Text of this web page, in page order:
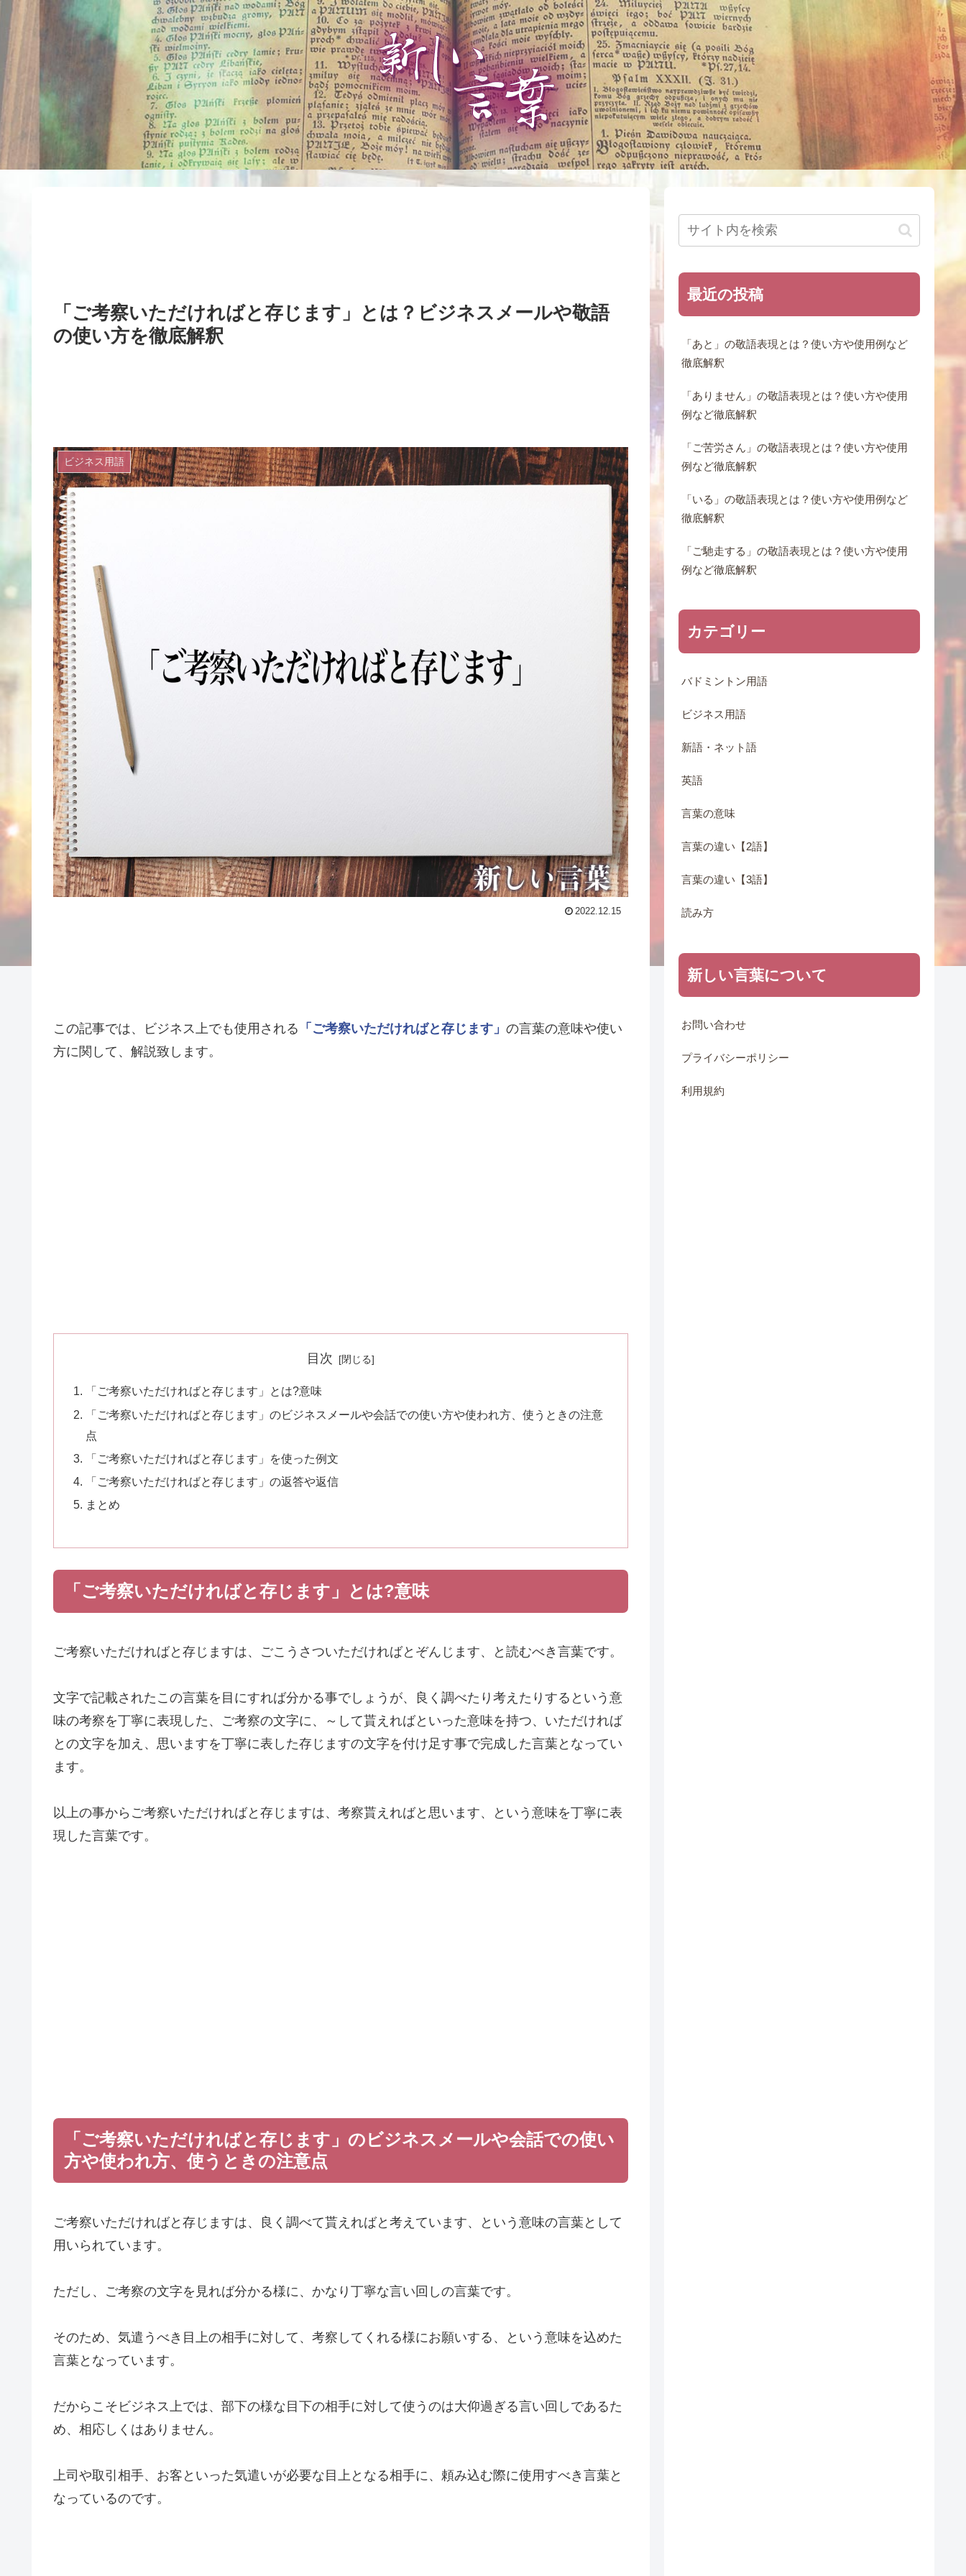
「ご考察いただければと存じます」とは？ビジネスメールや敬語
の使い方を徹底解釈
ビジネス用語
2022.12.15
この記事では、ビジネス上でも使用される 「ご考察いただければと存じます」 の言葉の意味や使い
方に関して、解説致します。
目次
「ご考察いただければと存じます」とは?意味
「ご考察いただければと存じます」のビジネスメールや会話での使い方や使われ方、使うときの注意
点
「ご考察いただければと存じます」を使った例文
「ご考察いただければと存じます」の返答や返信
まとめ
「ご考察いただければと存じます」とは?意味
ご考察いただければと存じますは、ごこうさついただければとぞんじます、と読むべき言葉です。
文字で記載されたこの言葉を目にすれば分かる事でしょうが、良く調べたり考えたりするという意
味の考察を丁寧に表現した、ご考察の文字に、～して貰えればといった意味を持つ、いただければ
との文字を加え、思いますを丁寧に表した存じますの文字を付け足す事で完成した言葉となってい
ます。
以上の事からご考察いただければと存じますは、考察貰えればと思います、という意味を丁寧に表
現した言葉です。
「ご考察いただければと存じます」のビジネスメールや会話での使い
方や使われ方、使うときの注意点
ご考察いただければと存じますは、良く調べて貰えればと考えています、という意味の言葉として
用いられています。
ただし、ご考察の文字を見れば分かる様に、かなり丁寧な言い回しの言葉です。
そのため、気遣うべき目上の相手に対して、考察してくれる様にお願いする、という意味を込めた
言葉となっています。
だからこそビジネス上では、部下の様な目下の相手に対して使うのは大仰過ぎる言い回しであるた
め、相応しくはありません。
上司や取引相手、お客といった気遣いが必要な目上となる相手に、頼み込む際に使用すべき言葉と
なっているのです。
最近の投稿
「あと」の敬語表現とは？使い方や使用例など
徹底解釈
「ありません」の敬語表現とは？使い方や使用
例など徹底解釈
「ご苦労さん」の敬語表現とは？使い方や使用
例など徹底解釈
「いる」の敬語表現とは？使い方や使用例など
徹底解釈
「ご馳走する」の敬語表現とは？使い方や使用
例など徹底解釈
カテゴリー
バドミントン用語
ビジネス用語
新語・ネット語
英語
言葉の意味
言葉の違い【2語】
言葉の違い【3語】
読み方
新しい言葉について
お問い合わせ
プライバシーポリシー
利用規約